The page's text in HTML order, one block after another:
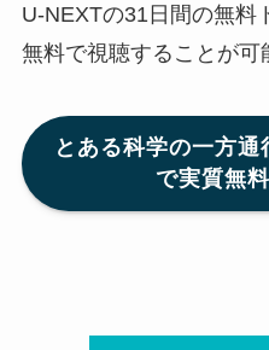
U-NEXTの31日間の無料
無料で視聴することが可
とある科学の一方
で実質無